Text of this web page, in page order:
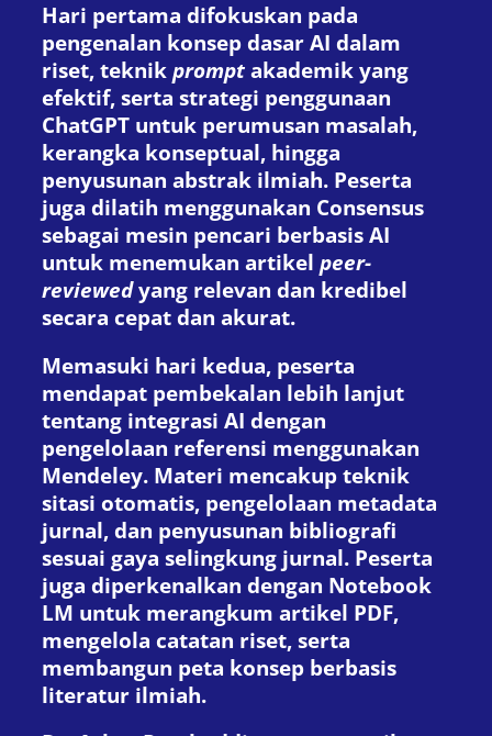
Hari pertama difokuskan pada
pengenalan konsep dasar AI dalam
riset, teknik prompt akademik yang
efektif, serta strategi penggunaan
ChatGPT untuk perumusan masalah,
kerangka konseptual, hingga
penyusunan abstrak ilmiah. Peserta
juga dilatih menggunakan Consensus
sebagai mesin pencari berbasis AI
untuk menemukan artikel peer-
reviewedyang relevan dan kredibel
secara cepat dan akurat.
Memasuki hari kedua, peserta
mendapat pembekalan lebih lanjut
tentang integrasi AI dengan
pengelolaan referensi menggunakan
Mendeley. Materi mencakup teknik
sitasi otomatis, pengelolaan metadata
jurnal, dan penyusunan bibliografi
sesuai gaya selingkung jurnal. Peserta
juga diperkenalkan dengan Notebook
LM untuk merangkum artikel PDF,
mengelola catatan riset, serta
membangun peta konsep berbasis
literatur ilmiah.